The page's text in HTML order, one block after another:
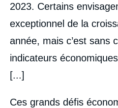
2023. Certains
exceptionnel de la
année, mais c’est sans
indicateurs
[...]
Ces grands défis